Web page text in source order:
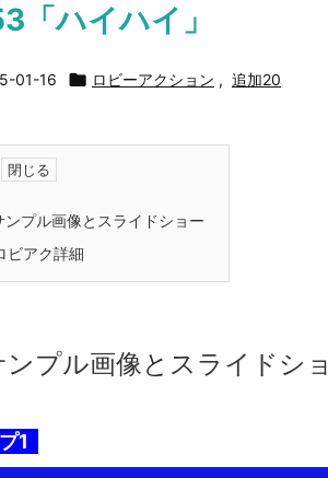
「ハイハイ」
01-16  ロビーアクション , 追加20
ンプル画像とスライドショー
ビアク詳細
ンプル画像とスライドシ
1